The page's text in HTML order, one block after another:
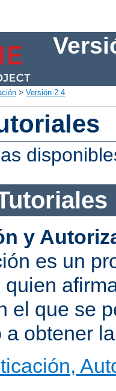
> Versión 2.4
y
es un
el que se
a obtener